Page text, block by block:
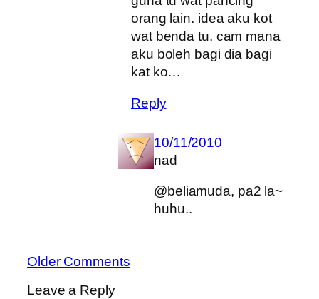
orang lain. idea aku kot
wat benda tu. cam mana
aku boleh bagi dia bagi
kat ko…
Reply
10/11/2010
nad
@beliamuda, pa2 la~
huhu..
Older Comments
Leave a Reply